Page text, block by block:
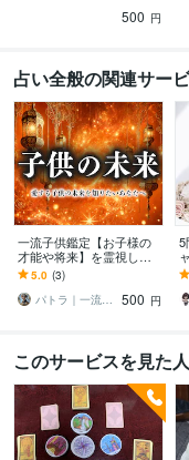
500 円
占い全般の関連サー
一流子供鑑定【お子様の
才能や将来】を霊視しま
す お子様の気持ちや適職
などを占い、未来の可能
性を最大限に広げる
5.0 (3)
パトラ｜一流の霊視鑑定
500 円
5
このサービスを見た